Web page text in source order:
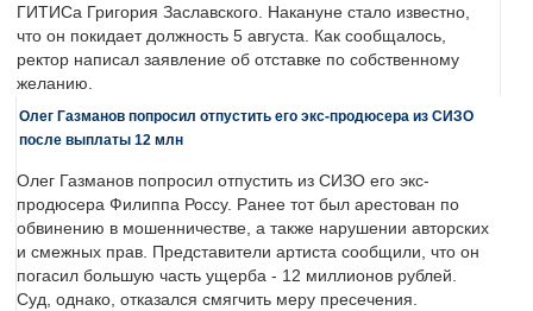
ГИТИСа Григория Заславского. Накануне стало известно,
что он покидает должность 5 августа. Как сообщалось,
ректор написал заявление об отставке по собственному
желанию.
Олег Газманов попросил отпустить его экс-продюсера из СИЗО
после выплаты 12 млн
Олег Газманов попросил отпустить из СИЗО его экс-
продюсера Филиппа Россу. Ранее тот был арестован по
обвинению в мошенничестве, а также нарушении авторских
и смежных прав. Представители артиста сообщили, что он
погасил большую часть ущерба - 12 миллионов рублей.
Суд, однако, отказался смягчить меру пресечения.